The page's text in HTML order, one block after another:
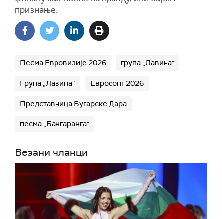
признање.
Песма Евровизије 2026 група „Лавина"
Група „Лавина“ Евросонг 2026
Представница Бугарске Дара
песма „Бангаранга"
Везани чланци